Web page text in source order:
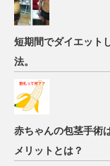
短期間でダイエット
法。
赤ちゃんの包茎手術
メリットとは？